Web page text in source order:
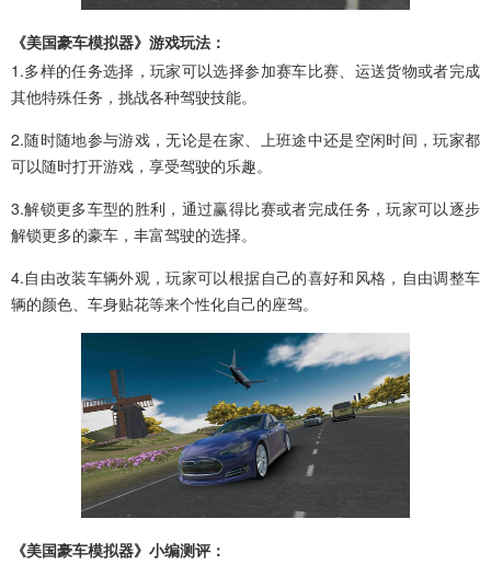
《美国豪车模拟器》游戏玩法：
1.多样的任务选择，玩家可以选择参加赛车比赛、运送货物或者完成
其他特殊任务，挑战各种驾驶技能。
2.随时随地参与游戏，无论是在家、上班途中还是空闲时间，玩家都
可以随时打开游戏，享受驾驶的乐趣。
3.解锁更多车型的胜利，通过赢得比赛或者完成任务，玩家可以逐步
解锁更多的豪车，丰富驾驶的选择。
4.自由改装车辆外观，玩家可以根据自己的喜好和风格，自由调整车
辆的颜色、车身贴花等来个性化自己的座驾。
《美国豪车模拟器》小编测评：